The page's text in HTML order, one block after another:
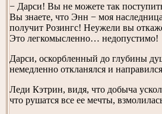
− Дарси! Вы не можете так
Вы знаете, что Энн − моя
получит Розингс! Неужели вы
Это легкомысленно… недопустимо!
Дарси, оскорбленный до глубины
немедленно откланялся и
Леди Кэтрин, видя, что добыча
что рушатся все ее мечты,